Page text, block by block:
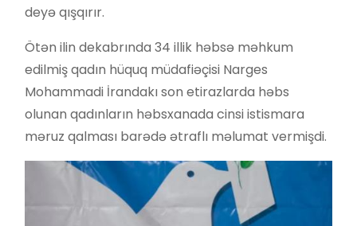
deyə qışqırır.
Ötən ilin dekabrında 34 illik həbsə məhkum
edilmiş qadın hüquq müdafiəçisi Narges
Mohammadi İrandakı son etirazlarda həbs
olunan qadınların həbsxanada cinsi istismara
məruz qalması barədə ətraflı məlumat vermişdi.